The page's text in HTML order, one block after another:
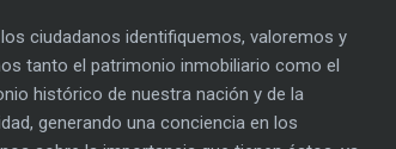
ciudadanos identifiquemos, valoremos y
tanto el patrimonio inmobiliario como el
histórico de nuestra nación y de la
generando una conciencia en los